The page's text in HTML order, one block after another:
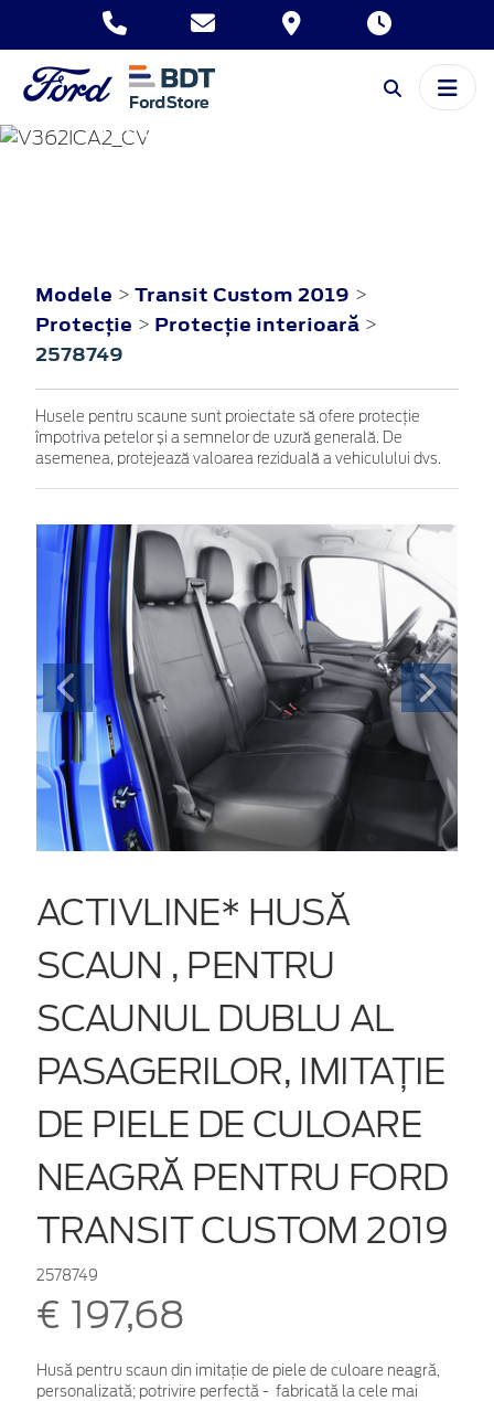
TRANSIT CUSTOM
Modele > Transit Custom 2019 >
Protecţie > Protecţie interioară >
2578749
Husele pentru scaune sunt proiectate să ofere protecție
împotriva petelor și a semnelor de uzură generală. De
asemenea, protejează valoarea reziduală a vehiculului dvs.
ACTIVLINE* HUSĂ
SCAUN , PENTRU
SCAUNUL DUBLU AL
PASAGERILOR, IMITAȚIE
DE PIELE DE CULOARE
NEAGRĂ PENTRU FORD
TRANSIT CUSTOM 2019
2578749
€ 197,68
Husă pentru scaun din imitație de piele de culoare neagră,
personalizată; potrivire perfectă - fabricată la cele mai